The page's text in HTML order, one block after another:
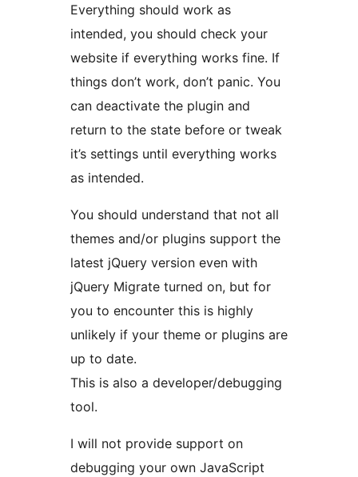
Everything should work as
intended, you should check your
website if everything works fine. If
things don’t work, don’t panic. You
can deactivate the plugin and
return to the state before or tweak
it’s settings until everything works
as intended.
You should understand that not all
themes and/or plugins support the
latest jQuery version even with
jQuery Migrate turned on, but for
you to encounter this is highly
unlikely if your theme or plugins are
up to date.
This is also a developer/debugging
tool.
I will not provide support on
debugging your own JavaScript